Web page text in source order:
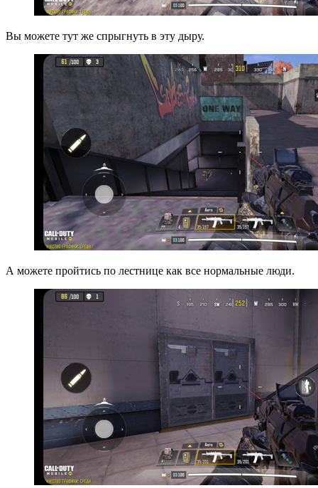
Вы можете тут же спрыгнуть в эту дыру.
А можете пройтись по лестнице как все нормальные люди.